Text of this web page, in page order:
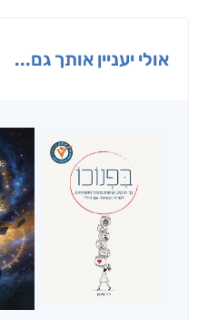
אולי יעניין אותך גם...